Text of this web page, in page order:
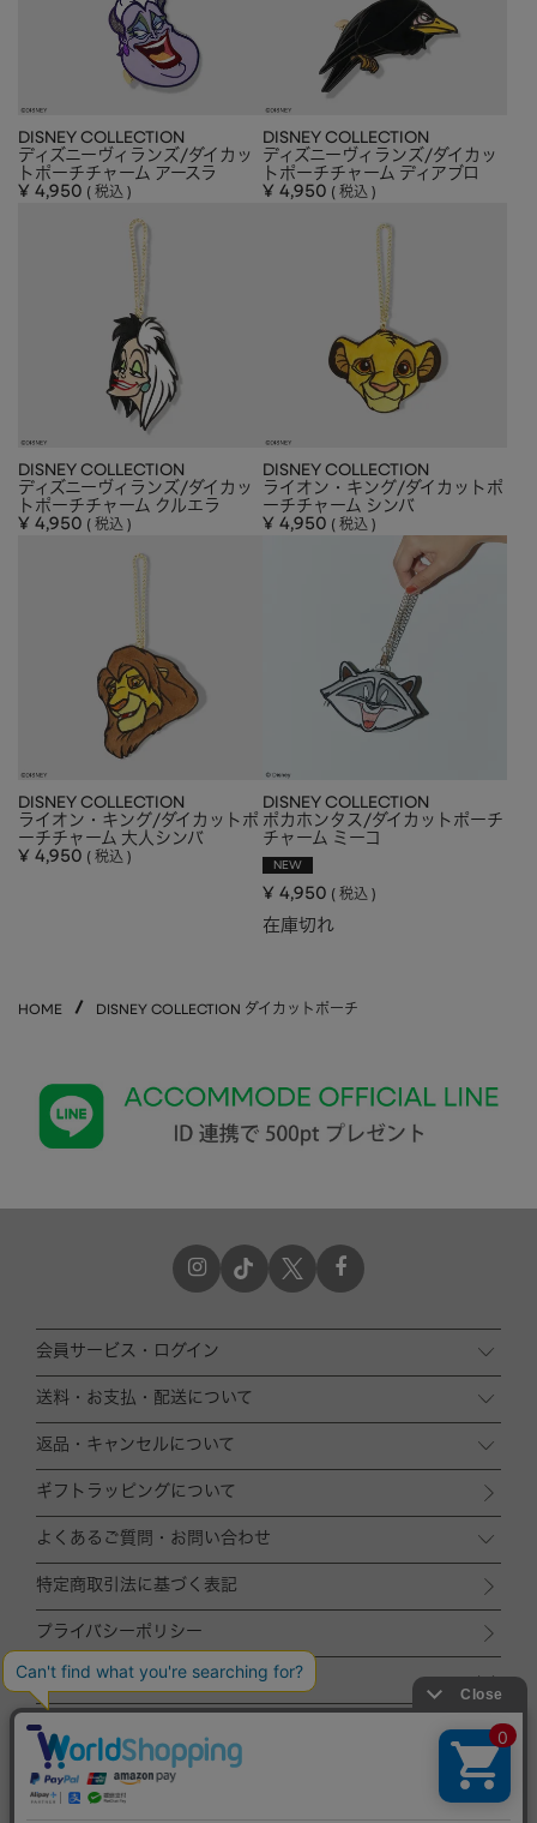
DISNEY COLLECTION
ディズニーヴィランズ/ダイカッ
トポーチチャーム アースラ
¥ 4,950 税込
DISNEY COLLECTION
ディズニーヴィランズ/ダイカッ
トポーチチャーム ディアブロ
¥ 4,950 税込
DISNEY COLLECTION
ディズニーヴィランズ/ダイカッ
トポーチチャーム クルエラ
¥ 4,950 税込
DISNEY COLLECTION
ライオン・キング/ダイカットポ
ーチチャーム シンバ
¥ 4,950 税込
DISNEY COLLECTION
ライオン・キング/ダイカットポ
ーチチャーム 大人シンバ
¥ 4,950 税込
DISNEY COLLECTION
ポカホンタス/ダイカットポーチ
チャーム ミーコ
NEW
¥ 4,950 税込
在庫切れ
HOME DISNEY COLLECTION ダイカットポーチ
ZOZOTOWN店
会員サービス・ログイン
送料・お支払・配送について
返品・キャンセルについて
ギフトラッピングについて
よくあるご質問・お問い合わせ
特定商取引法に基づく表記
プライバシーポリシー
運営会社